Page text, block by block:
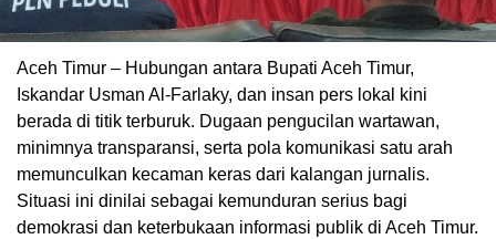
Aceh Timur – Hubungan antara Bupati Aceh Timur,
Iskandar Usman Al-Farlaky, dan insan pers lokal kini
berada di titik terburuk. Dugaan pengucilan wartawan,
minimnya transparansi, serta pola komunikasi satu arah
memunculkan kecaman keras dari kalangan jurnalis.
Situasi ini dinilai sebagai kemunduran serius bagi
demokrasi dan keterbukaan informasi publik di Aceh Timur.